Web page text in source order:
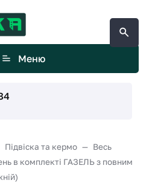
Меню
Підвіска та кермо
Весь
в комплекті ГАЗЕЛЬ з повним